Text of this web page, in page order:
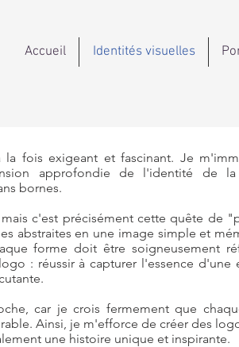
Accueil Identités visuelles
fois exigeant et fascinant. Je
approfondie de l'identité de
bornes.
c'est précisément cette quête de
abstraites en une image simple et
forme doit être soigneusement
: réussir à capturer l'essence d'une
car je crois fermement que
Ainsi, je m'efforce de créer des
une histoire unique et inspirante.